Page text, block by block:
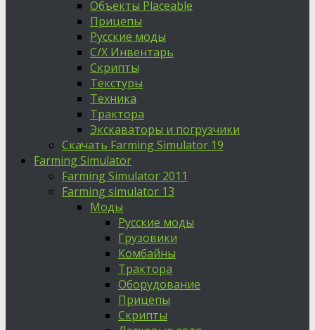
Объекты Placeable
Прицепы
Русские моды
С/Х Инвентарь
Скрипты
Текстуры
Техника
Трактора
Экскаваторы и погрузчики
Скачать Farming Simulator 19
Farming Simulator
Farming Simulator 2011
Farming simulator 13
Моды
Русские моды
Грузовики
Комбайны
Трактора
Оборудование
Прицепы
Скрипты